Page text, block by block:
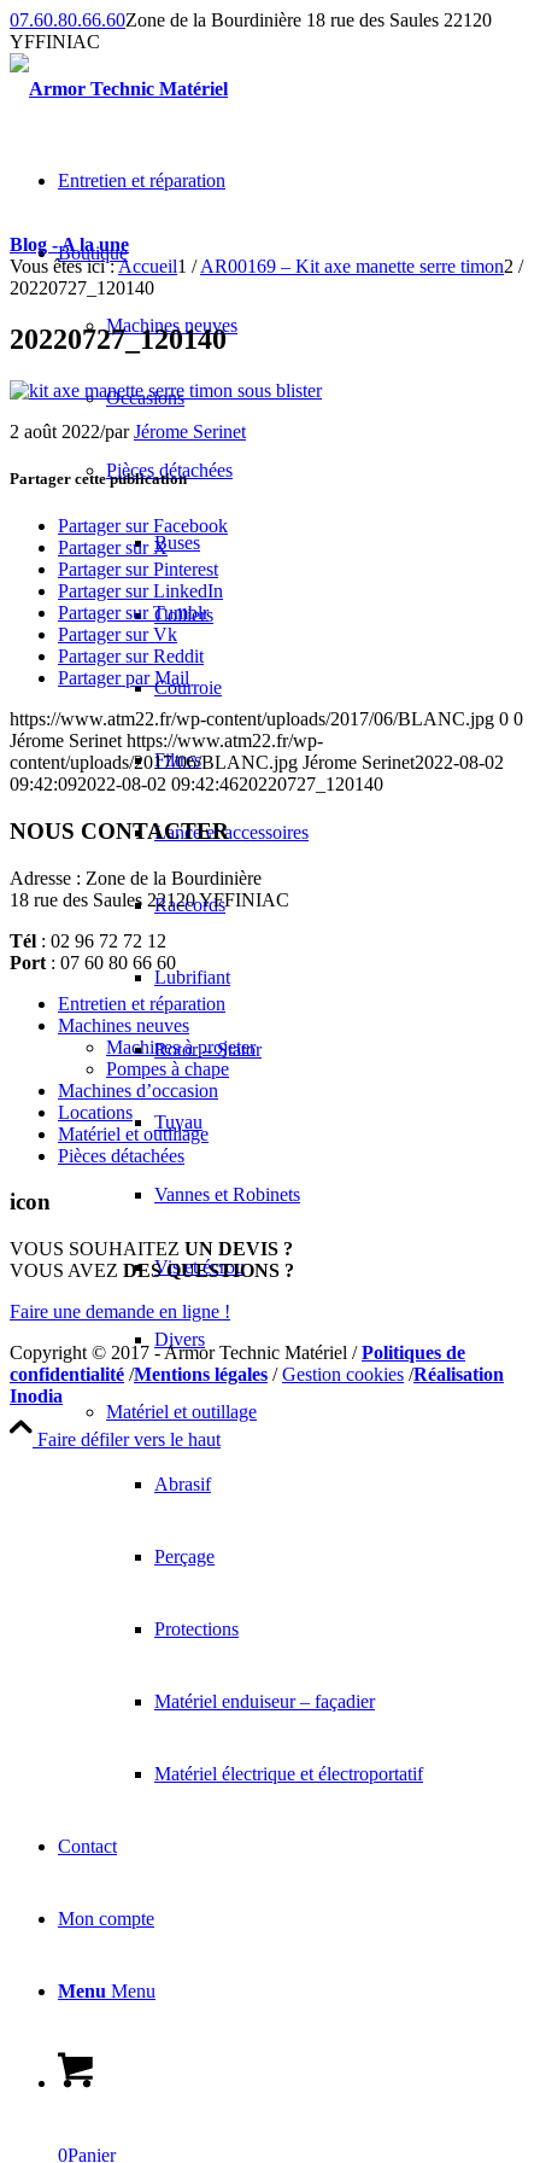
07.60.80.66.60Zone de la Bourdinière 18 rue des Saules 22120
YFFINIAC
Entretien et réparation
Boutique
Machines neuves
Occasions
Pièces détachées
Buses
Colliers
Courroie
Filtres
Lance et accessoires
Raccords
Lubrifiant
Rotor – Stator
Tuyau
Vannes et Robinets
Vis et écrou
Divers
Matériel et outillage
Abrasif
Perçage
Protections
Matériel enduiseur – façadier
Matériel électrique et électroportatif
Contact
Mon compte
Menu Menu
0Panier
Blog - A la une
Vous êtes ici :Accueil1 / AR00169 – Kit axe manette serre timon2 /
20220727_120140
20220727_120140
2 août 2022/parJérome Serinet
Partager cette publication
Partager sur Facebook
Partager sur X
Partager sur Pinterest
Partager sur LinkedIn
Partager sur Tumblr
Partager sur Vk
Partager sur Reddit
Partager par Mail
https://www.atm22.fr/wp-content/uploads/2017/06/BLANC.jpg 0 0
Jérome Serinet https://www.atm22.fr/wp-
content/uploads/2017/06/BLANC.jpg Jérome Serinet2022-08-02
09:42:092022-08-02 09:42:4620220727_120140
NOUS CONTACTER
Adresse : Zone de la Bourdinière
18 rue des Saules 22120 YFFINIAC
Tél : 02 96 72 72 12
Port : 07 60 80 66 60
Entretien et réparation
Machines neuves
Machines à projeter
Pompes à chape
Machines d’occasion
Locations
Matériel et outillage
Pièces détachées
icon
VOUS SOUHAITEZ UN DEVIS ?
VOUS AVEZ DES QUESTIONS ?
Faire une demande en ligne !
Copyright © 2017 - Armor Technic Matériel /Politiques de
confidentialité /Mentions légales /Gestion cookies /Réalisation
Inodia
Faire défiler vers le haut